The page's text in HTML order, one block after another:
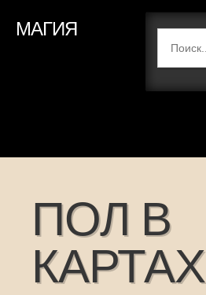
МАГИЯ
ПОЛ В
КАРТАХ